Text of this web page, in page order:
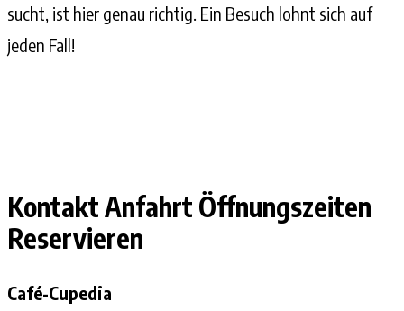
sucht, ist hier genau richtig. Ein Besuch lohnt sich auf
jeden Fall!
Kontakt Anfahrt Öffnungszeiten
Reservieren
Café-Cupedia